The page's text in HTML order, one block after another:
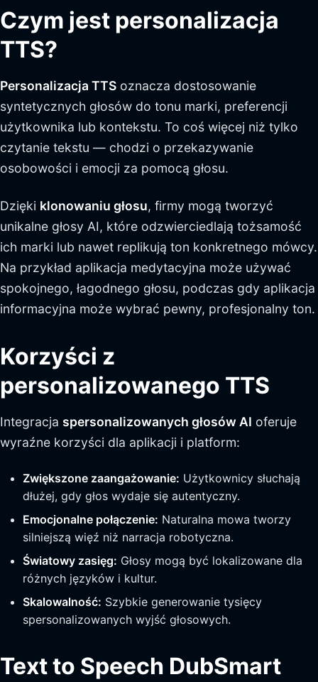
Czym jest personalizacja
TTS?
Personalizacja TTS oznacza dostosowanie
syntetycznych głosów do tonu marki, preferencji
użytkownika lub kontekstu. To coś więcej niż tylko
czytanie tekstu — chodzi o przekazywanie
osobowości i emocji za pomocą głosu.
Dzięki klonowaniu głosu, firmy mogą tworzyć
unikalne głosy AI, które odzwierciedlają tożsamość
ich marki lub nawet replikują ton konkretnego mówcy.
Na przykład aplikacja medytacyjna może używać
spokojnego, łagodnego głosu, podczas gdy aplikacja
informacyjna może wybrać pewny, profesjonalny ton.
Korzyści z
personalizowanego TTS
Integracja spersonalizowanych głosów AI oferuje
wyraźne korzyści dla aplikacji i platform:
Zwiększone zaangażowanie: Użytkownicy słuchają
dłużej, gdy głos wydaje się autentyczny.
Emocjonalne połączenie: Naturalna mowa tworzy
silniejszą więź niż narracja robotyczna.
Światowy zasięg: Głosy mogą być lokalizowane dla
różnych języków i kultur.
Skalowalność: Szybkie generowanie tysięcy
spersonalizowanych wyjść głosowych.
Text to Speech DubSmart